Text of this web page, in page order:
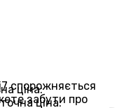
ціна:
ціна:
спорожняється
забути про